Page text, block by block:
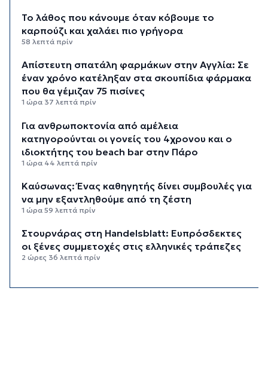
Το λάθος που κάνουμε όταν κόβουμε το
καρπούζι και χαλάει πιο γρήγορα
58 λεπτά πρίν
Απίστευτη σπατάλη φαρμάκων στην Αγγλία: Σε
έναν χρόνο κατέληξαν στα σκουπίδια φάρμακα
που θα γέμιζαν 75 πισίνες
1 ώρα 37 λεπτά πρίν
Για ανθρωποκτονία από αμέλεια
κατηγορούνται οι γονείς του 4χρονου και ο
ιδιοκτήτης του beach bar στην Πάρο
1 ώρα 44 λεπτά πρίν
Kαύσωνας: Ένας καθηγητής δίνει συμβουλές για
να μην εξαντληθούμε από τη ζέστη
1 ώρα 59 λεπτά πρίν
Στουρνάρας στη Handelsblatt: Ευπρόσδεκτες
οι ξένες συμμετοχές στις ελληνικές τράπεζες
2 ώρες 36 λεπτά πρίν